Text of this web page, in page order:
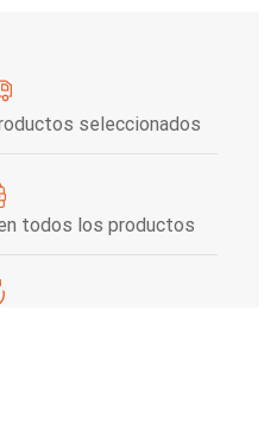
seleccionados
todos los productos